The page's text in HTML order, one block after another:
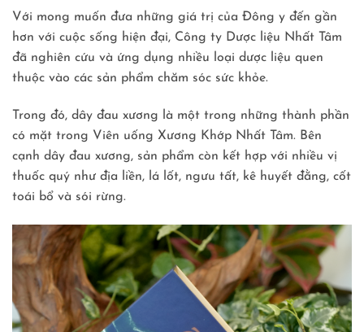
Với mong muốn đưa những giá trị của Đông y đến gần
hơn với cuộc sống hiện đại, Công ty Dược liệu Nhất Tâm
đã nghiên cứu và ứng dụng nhiều loại dược liệu quen
thuộc vào các sản phẩm chăm sóc sức khỏe.
Trong đó, dây đau xương là một trong những thành phần
có mặt trong Viên uống Xương Khớp Nhất Tâm. Bên
cạnh dây đau xương, sản phẩm còn kết hợp với nhiều vị
thuốc quý như địa liền, lá lốt, ngưu tất, kê huyết đằng, cốt
toái bổ và sói rừng.